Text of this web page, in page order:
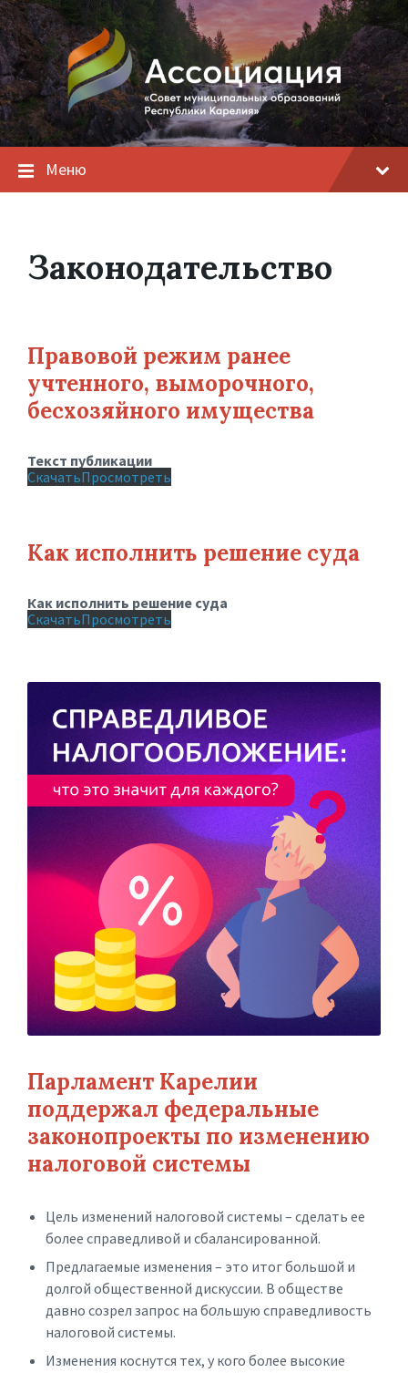
Меню
Законодательство
Правовой режим ранее
учтенного, выморочного,
бесхозяйного имущества
Текст публикации
СкачатьПросмотреть
Как исполнить решение суда
Как исполнить решение суда
СкачатьПросмотреть
Парламент Карелии
поддержал федеральные
законопроекты по изменению
налоговой системы
Цель изменений налоговой системы – сделать ее
более справедливой и сбалансированной.
Предлагаемые изменения – это итог большой и
долгой общественной дискуссии. В обществе
давно созрел запрос на большую справедливость
налоговой системы.
Изменения коснутся тех, у кого более высокие